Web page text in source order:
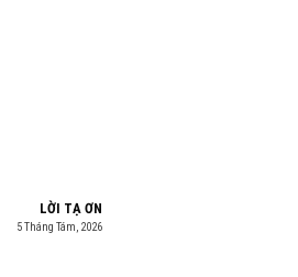
LỜI TẠ ƠN
5 Tháng Tám, 2026